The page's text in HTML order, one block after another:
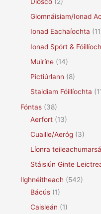
Giomnáisiam/Ionad
Ionad Eachaíochta
Ionad Spórt &
Muiríne (14)
Pictiúrlann (8)
Staidiam Fóillíochta
Fóntas (38)
Aerfort (13)
Cuaille/Aeróg (3)
Líonra
Stáisiún Ginte
Ilghnéitheach (542)
Bácús (1)
Caisleán (1)